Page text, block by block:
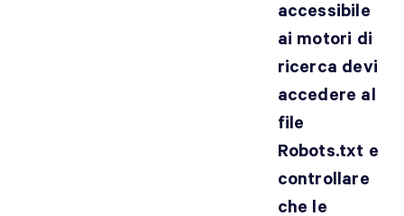
accessibile
ai motori di
ricerca devi
accedere al
file
Robots.txt e
controllare
che le